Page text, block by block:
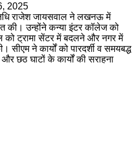
2025
राजेश जायसवाल ने लखनऊ में
की। उन्होंने कन्या इंटर कॉलेज को
को ट्रामा सेंटर में बदलने और नगर में
ने कार्यों को पारदर्शी व समयबद्ध
छठ घाटों के कार्यों की सराहना